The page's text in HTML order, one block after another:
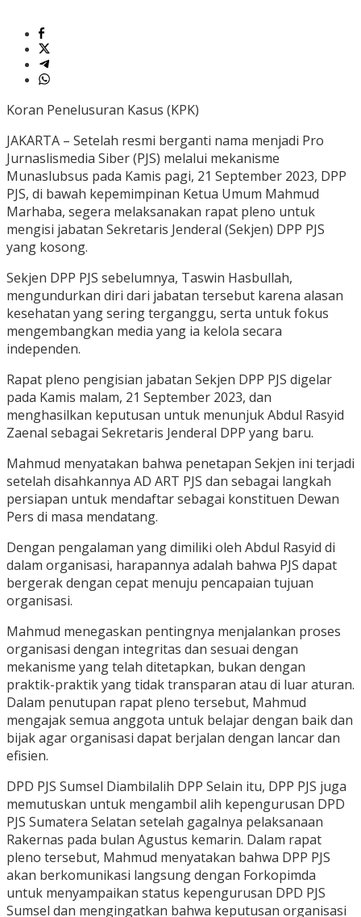
Koran Penelusuran Kasus (KPK)
JAKARTA – Setelah resmi berganti nama menjadi Pro
Jurnaslismedia Siber (PJS) melalui mekanisme
Munaslubsus pada Kamis pagi, 21 September 2023, DPP
PJS, di bawah kepemimpinan Ketua Umum Mahmud
Marhaba, segera melaksanakan rapat pleno untuk
mengisi jabatan Sekretaris Jenderal (Sekjen) DPP PJS
yang kosong.
Sekjen DPP PJS sebelumnya, Taswin Hasbullah,
mengundurkan diri dari jabatan tersebut karena alasan
kesehatan yang sering terganggu, serta untuk fokus
mengembangkan media yang ia kelola secara
independen.
Rapat pleno pengisian jabatan Sekjen DPP PJS digelar
pada Kamis malam, 21 September 2023, dan
menghasilkan keputusan untuk menunjuk Abdul Rasyid
Zaenal sebagai Sekretaris Jenderal DPP yang baru.
Mahmud menyatakan bahwa penetapan Sekjen ini terjadi
setelah disahkannya AD ART PJS dan sebagai langkah
persiapan untuk mendaftar sebagai konstituen Dewan
Pers di masa mendatang.
Dengan pengalaman yang dimiliki oleh Abdul Rasyid di
dalam organisasi, harapannya adalah bahwa PJS dapat
bergerak dengan cepat menuju pencapaian tujuan
organisasi.
Mahmud menegaskan pentingnya menjalankan proses
organisasi dengan integritas dan sesuai dengan
mekanisme yang telah ditetapkan, bukan dengan
praktik-praktik yang tidak transparan atau di luar aturan.
Dalam penutupan rapat pleno tersebut, Mahmud
mengajak semua anggota untuk belajar dengan baik dan
bijak agar organisasi dapat berjalan dengan lancar dan
efisien.
DPD PJS Sumsel Diambilalih DPP Selain itu, DPP PJS juga
memutuskan untuk mengambil alih kepengurusan DPD
PJS Sumatera Selatan setelah gagalnya pelaksanaan
Rakernas pada bulan Agustus kemarin. Dalam rapat
pleno tersebut, Mahmud menyatakan bahwa DPP PJS
akan berkomunikasi langsung dengan Forkopimda
untuk menyampaikan status kepengurusan DPD PJS
Sumsel dan mengingatkan bahwa keputusan organisasi